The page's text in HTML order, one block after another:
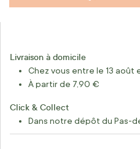
Livraison à domicile
Chez vous entre le 13 août
À partir de 7,90 €
Click & Collect
Dans notre dépôt du Pas-